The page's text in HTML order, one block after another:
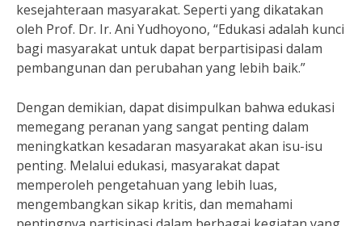
kesejahteraan masyarakat. Seperti yang dikatakan
oleh Prof. Dr. Ir. Ani Yudhoyono, “Edukasi adalah kunci
bagi masyarakat untuk dapat berpartisipasi dalam
pembangunan dan perubahan yang lebih baik.”
Dengan demikian, dapat disimpulkan bahwa edukasi
memegang peranan yang sangat penting dalam
meningkatkan kesadaran masyarakat akan isu-isu
penting. Melalui edukasi, masyarakat dapat
memperoleh pengetahuan yang lebih luas,
mengembangkan sikap kritis, dan memahami